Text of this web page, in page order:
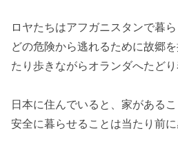
ロヤたちはアフガニスタンで暮
どの危険から逃れるために故郷
たり歩きながらオランダへたどり
日本に住んでいると、家がある
安全に暮らせることは当たり前に